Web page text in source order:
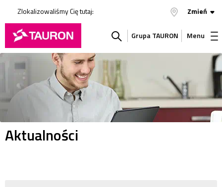
Zlokalizowaliśmy Cię tutaj: Zmień
Szukaj
w
serwisie
Grupa TAURON Menu
Aktualności